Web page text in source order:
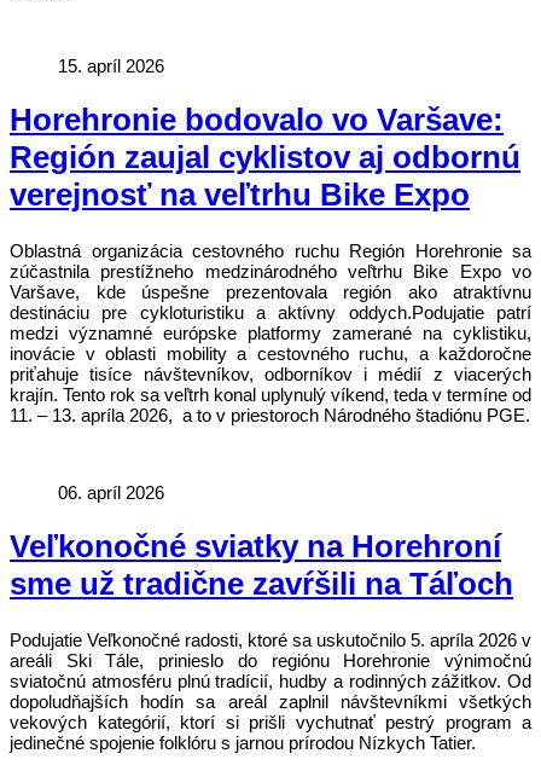
15. apríl 2026
Horehronie bodovalo vo Varšave:
Región zaujal cyklistov aj odbornú
verejnosť na veľtrhu Bike Expo
Oblastná organizácia cestovného ruchu Región Horehronie sa
zúčastnila prestížneho medzinárodného veľtrhu Bike Expo vo
Varšave, kde úspešne prezentovala región ako atraktívnu
destináciu pre cykloturistiku a aktívny oddych.Podujatie patrí
medzi významné európske platformy zamerané na cyklistiku,
inovácie v oblasti mobility a cestovného ruchu, a každoročne
priťahuje tisíce návštevníkov, odborníkov i médií z viacerých
krajín. Tento rok sa veľtrh konal uplynulý víkend, teda v termíne od
11. – 13. apríla 2026, a to v priestoroch Národného štadiónu PGE.
06. apríl 2026
Veľkonočné sviatky na Horehroní
sme už tradične zavŕšili na Táľoch
Podujatie Veľkonočné radosti, ktoré sa uskutočnilo 5. apríla 2026 v
areáli Ski Tále, prinieslo do regiónu Horehronie výnimočnú
sviatočnú atmosféru plnú tradícií, hudby a rodinných zážitkov. Od
dopoludňajších hodín sa areál zaplnil návštevníkmi všetkých
vekových kategórií, ktorí si prišli vychutnať pestrý program a
jedinečné spojenie folklóru s jarnou prírodou Nízkych Tatier.